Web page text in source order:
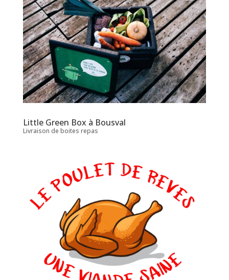
Little Green Box à Bousval
Livraison de boites repas